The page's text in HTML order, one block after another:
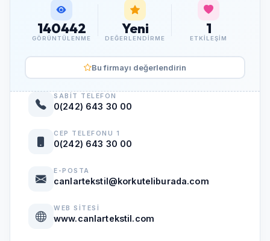
140442
GÖRÜNTÜLENME
Yeni
DEĞERLENDIRME
1
ETKILEŞIM
Bu firmayı değerlendirin
SABIT TELEFON
0(242) 643 30 00
CEP TELEFONU 1
0(242) 643 30 00
E-POSTA
canlartekstil@korkuteliburada.com
WEB SITESI
www.canlartekstil.com